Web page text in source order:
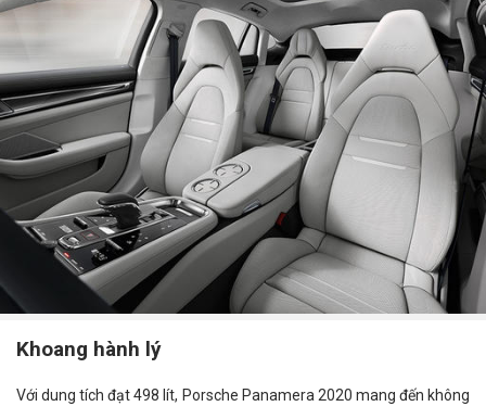
Khoang hành lý
Với dung tích đạt 498 lít, Porsche Panamera 2020 mang đến không